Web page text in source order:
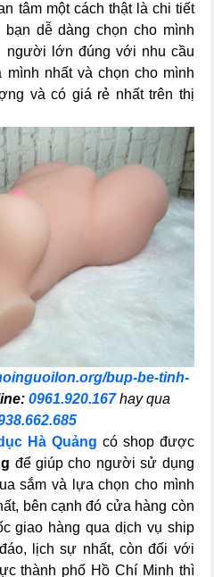
tâm một cách thật là chi tiết
dễ dàng chọn cho mình
người lớn đúng với nhu cầu
nhất và chọn cho mình
và có giá rẻ nhất trên thị
bup-be-tinh-
0961.920.167hay qua
Hà Quảng có shop được
để giúp cho người sử dụng
sắm và lựa chọn cho mình
bên cạnh đó cửa hàng còn
giao hàng qua dịch vụ ship
lịch sự nhất, còn đối với
thành phố Hồ Chí Minh thì